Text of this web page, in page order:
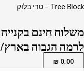
דילוג
Tree Block – טרי בלוק
לרמה הגבוה בארץ !
0.00
₪
כמות
2511
-
ברכת